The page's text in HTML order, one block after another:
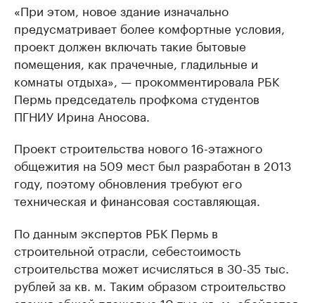
«При этом, новое здание изначально
предусматривает более комфортные условия,
проект должен включать такие бытовые
помещения, как прачечные, гладильные и
комнаты отдыха», — прокомментировала РБК
Пермь председатель профкома студентов
ПГНИУ Ирина Аносова.
Проект строительства нового 16-этажного
общежития на 509 мест был разработан в 2013
году, поэтому обновления требуют его
техническая и финансовая составляющая.
По данным экспертов РБК Пермь в
строительной отрасли, себестоимость
строительства может исчисляться в 30-35 тыс.
рублей за кв. м. Таким образом строительство